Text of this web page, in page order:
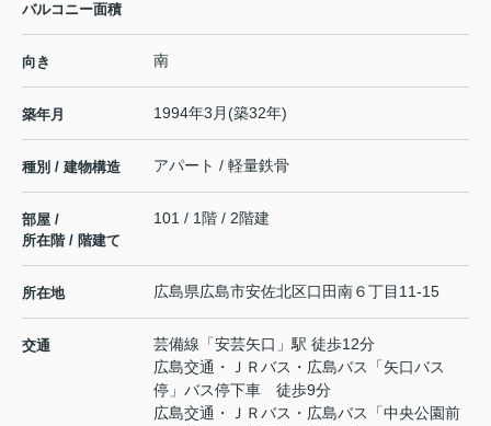
バルコニー面積
向き 南
築年月 1994年3月(築32年)
種別 / 建物構造 アパート / 軽量鉄骨
部屋 /
所在階 / 階建て
101 / 1階 / 2階建
所在地 広島県広島市安佐北区口田南６丁目11-15
交通 芸備線 「安芸矢口 」駅 徒歩12分
広島交通・ＪＲバス・広島バス「矢口バス
停」バス停下車 徒歩9分
広島交通・ＪＲバス・広島バス「中央公園前